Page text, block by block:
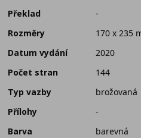
Překlad
-
Rozměry
170 x 235
Datum vydání
2020
Počet stran
144
Typ vazby
brožovaná
Přílohy
-
Barva
barevná